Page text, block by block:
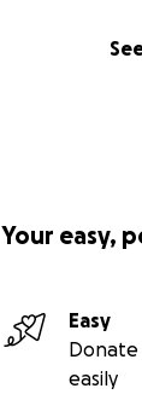
Your easy,
Easy
Donate
easily